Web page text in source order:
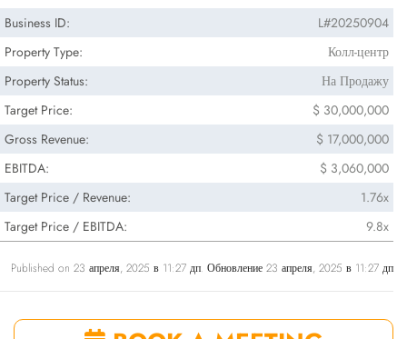
Business ID:
L#20250904
Property Type:
Колл-центр
Property Status:
На Продажу
Target Price:
$ 30,000,000
Gross Revenue:
$ 17,000,000
EBITDA:
$ 3,060,000
Target Price / Revenue:
1.76x
Target Price / EBITDA:
9.8x
Published on 23 апреля, 2025 в 11:27 дп. Обновление 23 апреля, 2025 в 11:27 дп